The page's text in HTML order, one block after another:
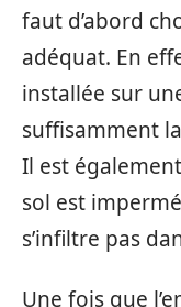
faut d’abord
adéquat. En
installée sur
suffisamment
Il est
sol est
s’infiltre pas
Une fois que